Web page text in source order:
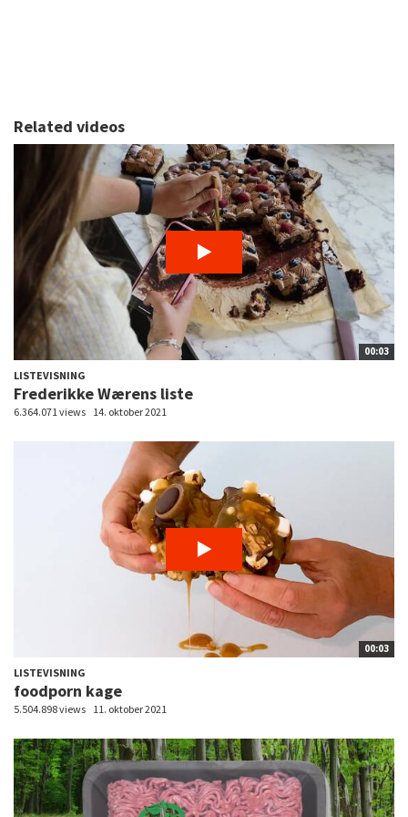
Related videos
00:03
LISTEVISNING
Frederikke Wærens liste
6.364.071 views 14. oktober 2021
00:03
LISTEVISNING
foodporn kage
5.504.898 views 11. oktober 2021